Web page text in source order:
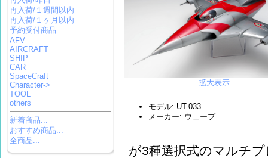
再入荷/１週間以内
再入荷/１ヶ月以内
予約受付商品
AFV
AIRCRAFT
SHIP
CAR
SpaceCraft
Character->
TOOL
others
新着商品...
おすすめ商品...
全商品...
拡大表示
モデル: UT-033
メーカー: ウェーブ
が3種選択式のマルチ